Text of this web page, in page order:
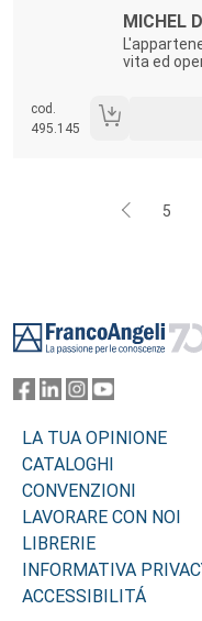
Titolo:
MICHEL
vita ed
cod.
495.145
5
LA TUA OPINIONE
CATALOGHI
CONVENZIONI
LAVORARE CON NOI
LIBRERIE
INFORMATIVA
ACCESSIBILITÁ